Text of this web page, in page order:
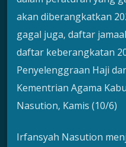
akan diberangkatkan
gagal juga, daftar
daftar keberangkatan
Penyelenggraan Haji
Kementrian Agama
Nasution, Kamis (10/6)
Irfansyah Nasution